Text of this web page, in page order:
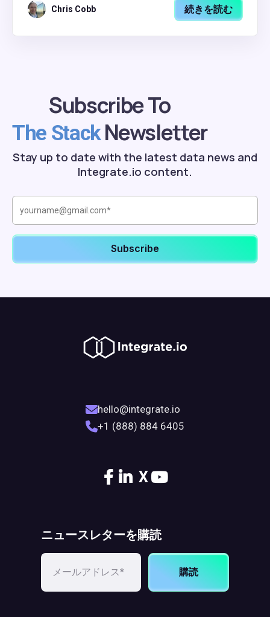
Chris Cobb 続きを読む
Subscribe To
The StackNewsletter
Stay up to date with the latest data news and
Integrate.io content.
hello@integrate.io
+1 (888) 884 6405
X
ニュースレターを購読
購読